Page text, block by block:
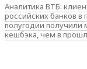
Аналитика ВТБ:
российских банков в
полугодии получили
кешбэка, чем в